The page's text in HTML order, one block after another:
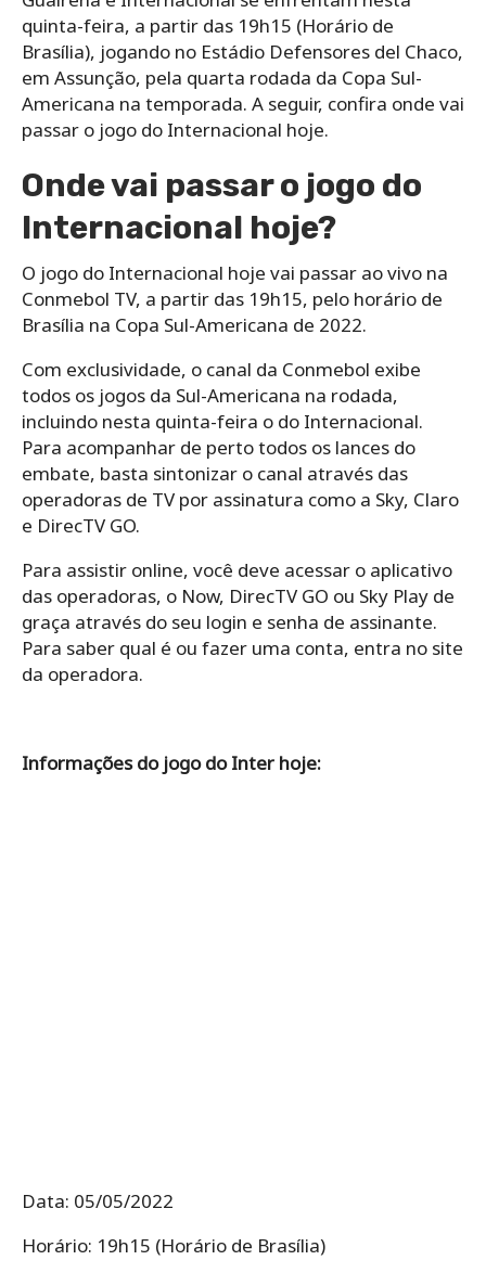
quinta-feira, a partir das 19h15 (Horário de
Brasília), jogando no Estádio Defensores del Chaco,
em Assunção, pela quarta rodada da Copa Sul-
Americana na temporada. A seguir, confira onde vai
passar o jogo do Internacional hoje.
Onde vai passar o jogo do
Internacional hoje?
O jogo do Internacional hoje vai passar ao vivo na
Conmebol TV, a partir das 19h15, pelo horário de
Brasília na Copa Sul-Americana de 2022.
Com exclusividade, o canal da Conmebol exibe
todos os jogos da Sul-Americana na rodada,
incluindo nesta quinta-feira o do Internacional.
Para acompanhar de perto todos os lances do
embate, basta sintonizar o canal através das
operadoras de TV por assinatura como a Sky, Claro
e DirecTV GO.
Para assistir online, você deve acessar o aplicativo
das operadoras, o Now, DirecTV GO ou Sky Play de
graça através do seu login e senha de assinante.
Para saber qual é ou fazer uma conta, entra no site
da operadora.
Informações do jogo do Inter hoje:
Data: 05/05/2022
Horário: 19h15 (Horário de Brasília)